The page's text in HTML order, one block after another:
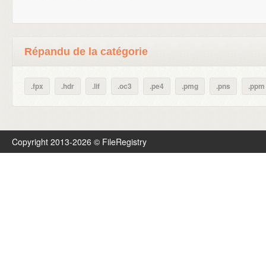
Répandu de la catégorie
.fpx .hdr .lif .oc3 .pe4 .pmg .pns .ppm
Copyright 2013-2026 © FileRegistry